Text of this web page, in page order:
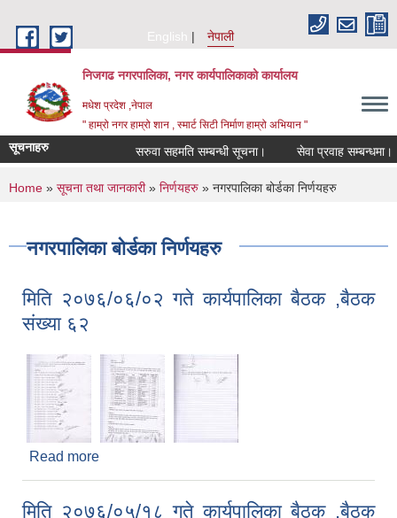
English
नेपाली
निजगढ नगरपालिका, नगर कार्यपालिकाको कार्यालय
मधेश प्रदेश ,नेपाल
" हाम्रो नगर हाम्रो शान , स्मार्ट सिटी निर्माण हाम्रो अभियान "
सूचनाहरु सरुवा सहमति सम्बन्धी सूचना। सेवा प्रवाह सम्बन्धमा।
You are here
Home » सूचना तथा जानकारी» निर्णयहरु » नगरपालिका बोर्डका निर्णयहरु
नगरपालिका बोर्डका निर्णयहरु
मिति २०७६/०६/०२ गते कार्यपालिका बैठक ,बैठक
संख्या ६२
Read more
मिति २०७६/०५/१८ गते कार्यपालिका बैठक ,बैठक